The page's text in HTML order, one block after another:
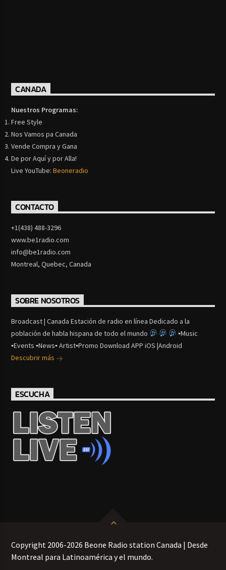
CANADA
Nuestros Programas:
Free Style
Nos Vamos pa Canada
Vende Compra y Gana
De por Aquí y por Alla!
Live YouTube:Beoneradio
CONTACTO
+1(438) 488-3296
www.be1radio.com
info@be1radio.com
Montreal, Quebec, Canada
SOBRE NOSOTROS
Broadcast | Canada Estación de radio en línea Dedicado a la
población de habla hispana de todo el mundo
▪Music
▪Events ▪News▪ Artist▪Promo Download APP iOS |Android
Descubrir más
ESCUCHA
Copyright 2006-2026 Beone Radio station Canada | Desde
Montreal para Latinoamérica y el mundo.